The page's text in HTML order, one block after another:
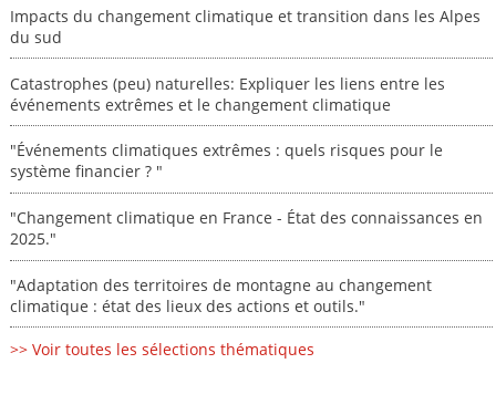
Impacts du changement climatique et transition dans les Alpes
du sud
Catastrophes (peu) naturelles: Expliquer les liens entre les
événements extrêmes et le changement climatique
"Événements climatiques extrêmes : quels risques pour le
système financier ? "
"Changement climatique en France - État des connaissances en
2025."
"Adaptation des territoires de montagne au changement
climatique : état des lieux des actions et outils."
>> Voir toutes les sélections thématiques